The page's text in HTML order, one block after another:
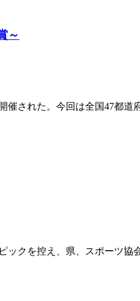
～
された。今回は全国47都道
クを控え、県、スポーツ